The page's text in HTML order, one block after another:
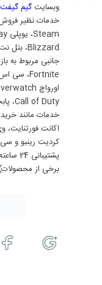
وبسایت گیم گیفت
خدمات نظیر
جانبی مربوط به
خدمات مانند
اکانت
کردیت رینبو و
برخی از